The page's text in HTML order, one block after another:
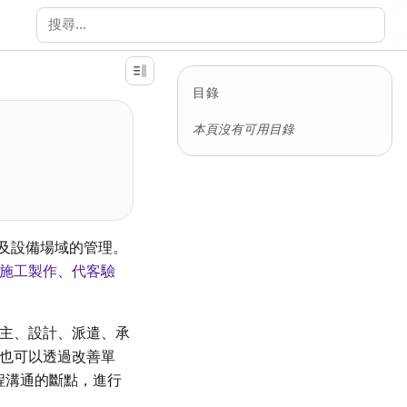
搜尋文件
備場域的管理。
施工製作 、代客驗
、設計、派遣、承
可以透過改善單
通的斷點，進行
目錄
本頁沒有可用目錄